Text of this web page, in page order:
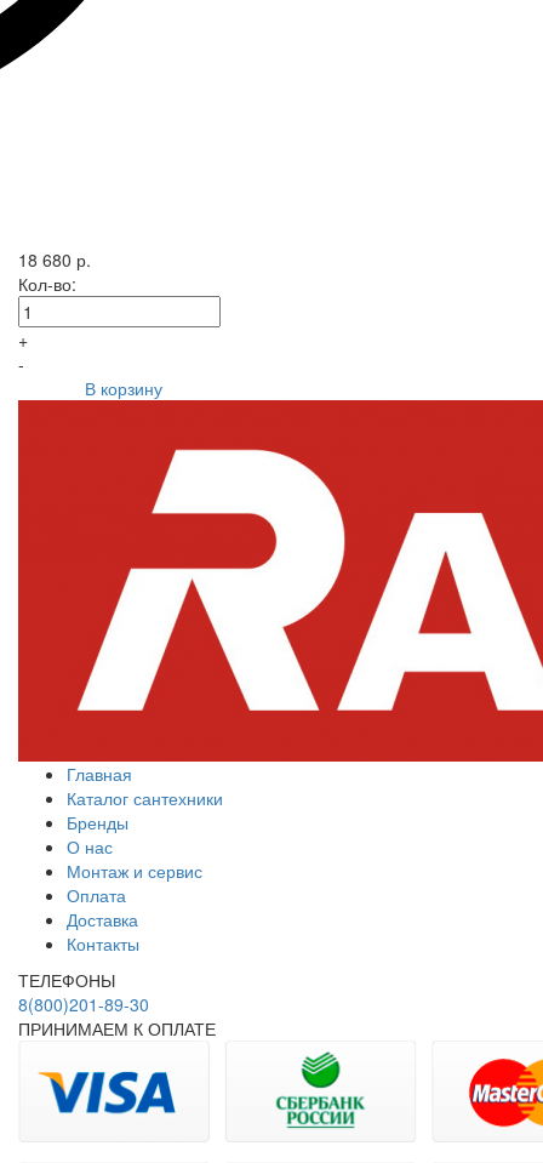
18 680 р.
Кол-во:
+
-
В корзину
Главная
Каталог сантехники
Бренды
О нас
Монтаж и сервис
Оплата
Доставка
Контакты
ТЕЛЕФОНЫ
8(800)201-89-30
ПРИНИМАЕМ К ОПЛАТЕ